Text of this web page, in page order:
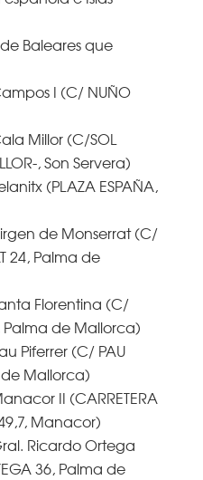
Baleares que
I (C/ NUÑO
Millor (C/SOL
, Son Servera)
(PLAZA ESPAÑA,
de Monserrat (C/
24, Palma de
Florentina (C/
Palma de Mallorca)
(C/ PAU
de Mallorca)
II (CARRETERA
Manacor)
Ricardo Ortega
36, Palma de